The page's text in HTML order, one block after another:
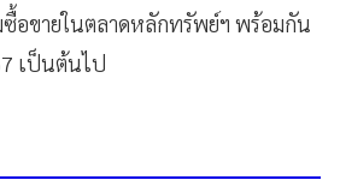
ซื้อขายในตลาดหลักทรัพย์ฯ พร้อมกัน
เป็นต้นไป